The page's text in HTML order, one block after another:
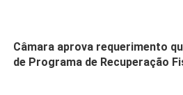
Câmara aprova requerimento
de Programa de Recuperação